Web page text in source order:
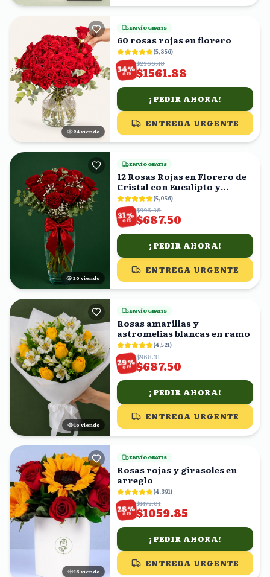
23 viendo
ENVÍO GRATIS
60 rosas rojas en florero
(5,856)
34%
OFF
$2366.48
$1561.88
¡PEDIR AHORA!
ENTREGA URGENTE
19 viendo
ENVÍO GRATIS
12 Rosas Rojas en Florero de
Cristal con Eucalipto y
Gypsophila
(5,056)
31%
OFF
$996.38
$687.50
¡PEDIR AHORA!
ENTREGA URGENTE
15 viendo
ENVÍO GRATIS
Rosas amarillas y
astromelias blancas en ramo
(4,521)
29%
OFF
$968.31
$687.50
¡PEDIR AHORA!
ENTREGA URGENTE
15 viendo
ENVÍO GRATIS
Rosas rojas y girasoles en
arreglo
(4,391)
28%
OFF
$1472.01
$1059.85
¡PEDIR AHORA!
ENTREGA URGENTE